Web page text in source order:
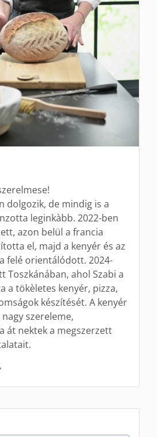
dolgozik, de mindig is a
leginkàbb. 2022-ben
azon belül a francia
el, majd a kenyér és az
felé orientálódott. 2024-
Toszkánában, ahol Szabi a
a tökèletes kenyér, pizza,
készítését. A kenyér
szereleme,
át nektek a megszerzett